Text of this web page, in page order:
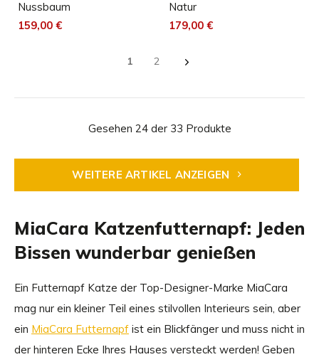
Nussbaum
159,00 €
Natur
179,00 €
1 2
Gesehen 24 der 33 Produkte
WEITERE ARTIKEL ANZEIGEN
MiaCara Katzenfutternapf: Jeden
Bissen wunderbar genießen
Ein Futternapf Katze der Top-Designer-Marke MiaCara
mag nur ein kleiner Teil eines stilvollen Interieurs sein, aber
ein MiaCara Futternapf ist ein Blickfänger und muss nicht in
der hinteren Ecke Ihres Hauses versteckt werden! Geben